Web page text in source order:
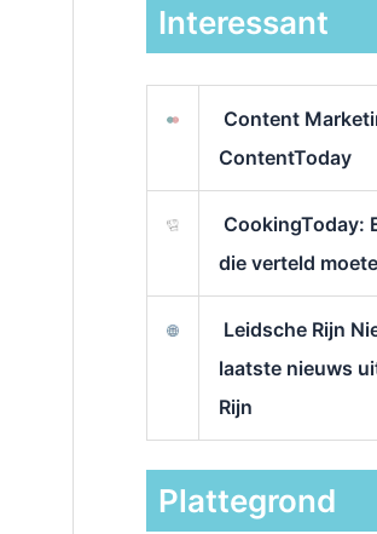
Interessant
Content
ContentToday
CookingToday:
die verteld
Leidsche Rijn
laatste nieuws
Rijn
Plattegrond